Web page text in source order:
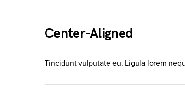
Center-Aligned
Tincidunt vulputate eu. Ligula lorem